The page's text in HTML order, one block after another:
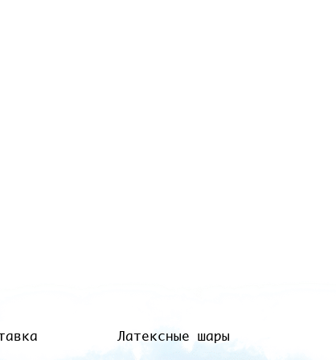
Латексные шары